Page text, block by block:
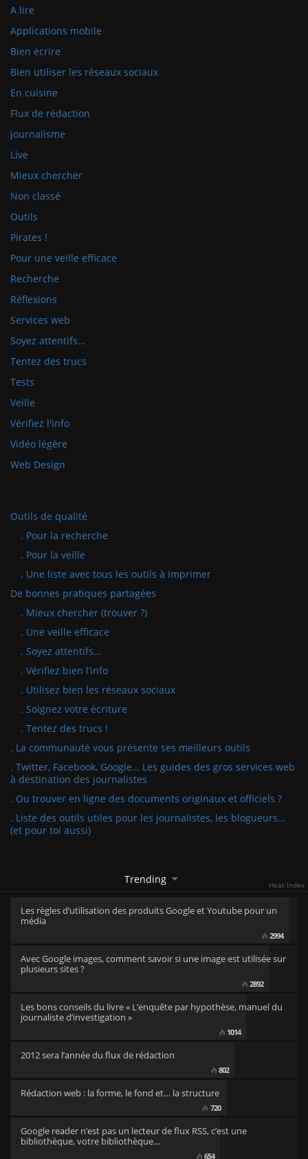
A lire
Applications mobile
Bien écrire
Bien utiliser les réseaux sociaux
En cuisine
Flux de rédaction
journalisme
Live
Mieux chercher
Non classé
Outils
Pirates !
Pour une veille efficace
Recherche
Réflexions
Services web
Soyez attentifs…
Tentez des trucs
Tests
Veille
Vérifiez l'info
Vidéo légère
Web Design
Outils de qualité
. Pour la recherche
. Pour la veille
. Une liste avec tous les outils à imprimer
De bonnes pratiques partagées
. Mieux chercher (trouver ?)
. Une veille efficace
. Soyez attentifs…
. Vérifiez bien l’info
. Utilisez bien les réseaux sociaux
. Soignez votre écriture
. Tentez des trucs !
. La communauté vous présente ses meilleurs outils
. Twitter, Facebook, Google… Les guides des gros services web
à destination des journalistes
. Ou trouver en ligne des documents originaux et officiels ?
. Liste des outils utiles pour les journalistes, les blogueurs…
(et pour toi aussi)
Trending Heat Index
Les règles d’utilisation des produits Google et Youtube pour un
média
2994
Avec Google images, comment savoir si une image est utilisée sur
plusieurs sites ?
2892
Les bons conseils du livre « L’enquête par hypothèse, manuel du
journaliste d’investigation »
1014
2012 sera l’année du flux de rédaction
802
Rédaction web : la forme, le fond et… la structure
720
Google reader n’est pas un lecteur de flux RSS, c’est une
bibliothèque, votre bibliothèque…
654